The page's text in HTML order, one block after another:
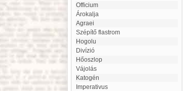
Officium
Árokalja
Agraei
Szépítő flastrom
Hogolu
divízió
Hőoszlop
Vájolás
Katogén
Imperativus